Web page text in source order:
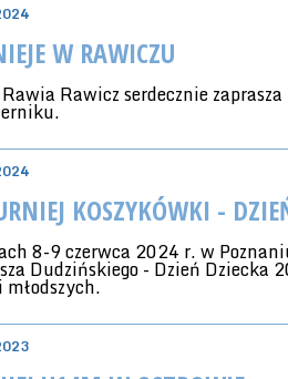
W RAWICZU
Rawicz serdecznie
KOSZYKÓWKI -
8-9 czerwca 2024 r. w
Dudzińskiego - Dzień Dziecka